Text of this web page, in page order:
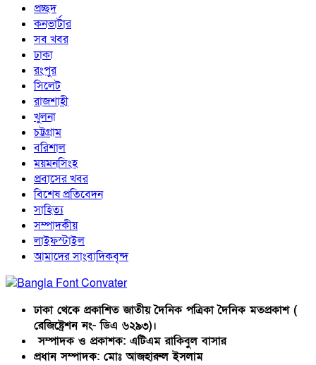
প্রচ্ছদ
কনভার্টার
সব খবর
ঢাকা
রংপুর
সিলেট
রাজশাহী
খুলনা
চট্টগ্রাম
বরিশাল
ময়মনসিংহ
প্রবাসের খবর
বিশেষ প্রতিবেদন
সাহিত্য
সম্পাদকীয়
লাইফস্টাইল
আমাদের সাংবাদিকবৃন্দ
ঢাকা থেকে প্রকাশিত জাতীয় দৈনিক পত্রিকা দৈনিক মতপ্রকাশ (
রেজিষ্ট্রেশন নং- ডিএ ৬২৯৩)।
সম্পাদক ও প্রকাশক: এটিএম রাকিবুল বাসার
প্রধান সম্পাদক: মোঃ আজহারুল ইসলাম